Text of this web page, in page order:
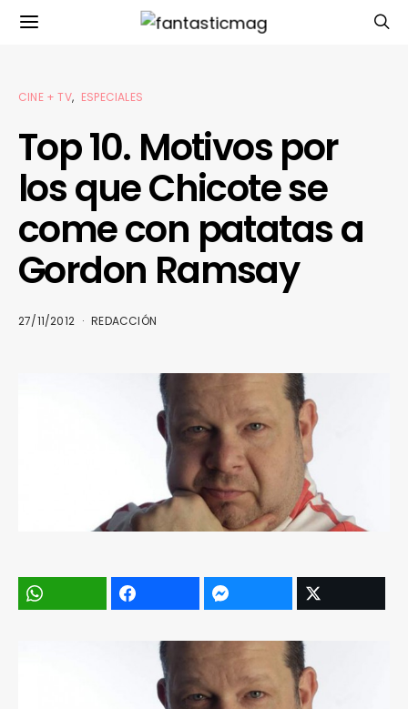
CINE + TV ESPECIALES
Top 10. Motivos por
los que Chicote se
come con patatas a
Gordon Ramsay
27/11/2012 REDACCIÓN